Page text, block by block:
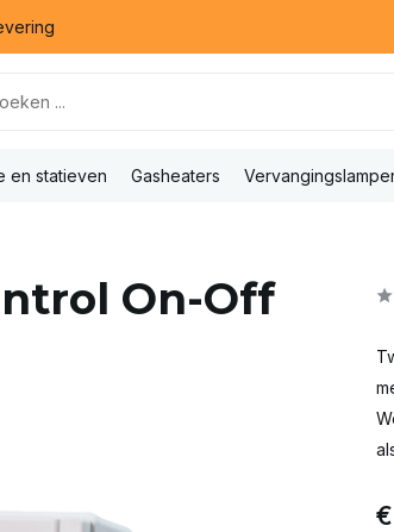
en statieven Gasheaters
On-Off